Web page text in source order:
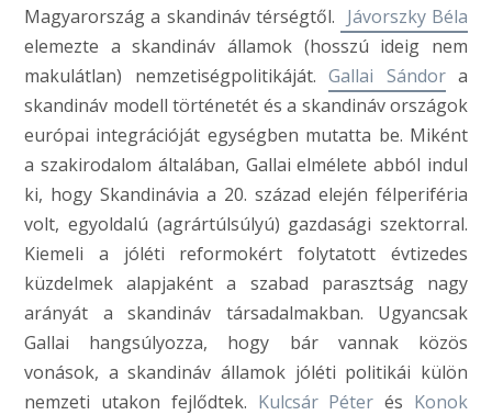
Magyarország a skandináv térségtől. Jávorszky Béla
elemezte a skandináv államok (hosszú ideig nem
makulátlan) nemzetiségpolitikáját. Gallai Sándora
skandináv modell történetét és a skandináv országok
európai integrációját egységben mutatta be. Miként
a szakirodalom általában, Gallai elmélete abból indul
ki, hogy Skandinávia a 20. század elején félperiféria
volt, egyoldalú (agrártúlsúlyú) gazdasági szektorral.
Kiemeli a jóléti reformokért folytatott évtizedes
küzdelmek alapjaként a szabad parasztság nagy
arányát a skandináv társadalmakban. Ugyancsak
Gallai hangsúlyozza, hogy bár vannak közös
vonások, a skandináv államok jóléti politikái külön
nemzeti utakon fejlődtek. Kulcsár Péter és Konok